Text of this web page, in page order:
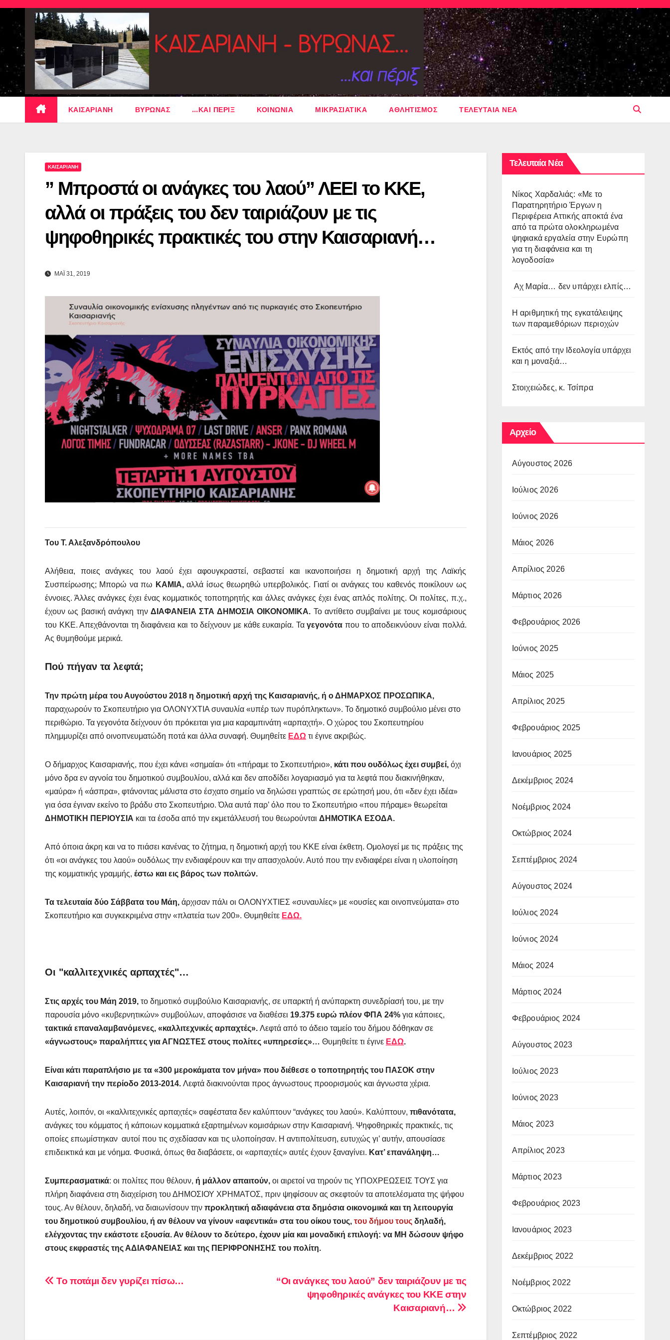
Skip
content
ΚΑΙΣΑΡΙΑΝΗ ΒΥΡΩΝΑΣ …ΚΑΙ ΠΕΡΙΞ ΚΟΙΝΩΝΙΑ ΜΙΚΡΑΣΙΑΤΙΚΑ ΑΘΛΗΤΙΣΜΟΣ ΤΕΛΕΥΤΑΙΑ ΝΕΑ
ΚΑΙΣΑΡΙΑΝΗ
” Μπροστά οι ανάγκες του λαού” ΛΕΕΙ το ΚΚΕ,
αλλά οι πράξεις του δεν ταιριάζουν με τις
ψηφοθηρικές πρακτικές του στην Καισαριανή…
ΜΑΪ 31, 2019
Του Τ. Αλεξανδρόπουλου
Αλήθεια, ποιες ανάγκες του λαού έχει αφουγκραστεί, σεβαστεί και ικανοποιήσει η δημοτική αρχή της Λαϊκής
Συσπείρωσης; Μπορώ να πω ΚΑΜΙΑ,αλλά ίσως θεωρηθώ υπερβολικός. Γιατί οι ανάγκες του καθενός ποικίλουν ως
έννοιες. Άλλες ανάγκες έχει ένας κομματικός τοποτηρητής και άλλες ανάγκες έχει ένας απλός πολίτης. Οι πολίτες, π.χ.,
έχουν ως βασική ανάγκη την ΔΙΑΦΑΝΕΙΑ ΣΤΑ ΔΗΜΟΣΙΑ ΟΙΚΟΝΟΜΙΚΑ. Το αντίθετο συμβαίνει με τους κομισάριους
του ΚΚΕ. Απεχθάνονται τη διαφάνεια και το δείχνουν με κάθε ευκαιρία. Ταγεγονότα που το αποδεικνύουν είναι πολλά.
Ας θυμηθούμε μερικά.
Πού πήγαν τα λεφτά;
Την πρώτη μέρα του Αυγούστου 2018 η δημοτική αρχή της Καισαριανής, ή ο ΔΗΜΑΡΧΟΣ ΠΡΟΣΩΠΙΚΑ,
παραχωρούν το Σκοπευτήριο για ΟΛΟΝΥΧΤΙΑ συναυλία «υπέρ των πυρόπληκτων». Το δημοτικό συμβούλιο μένει στο
περιθώριο. Τα γεγονότα δείχνουν ότι πρόκειται για μια καραμπινάτη «αρπαχτή». Ο χώρος του Σκοπευτηρίου
πλημμυρίζει από οινοπνευματώδη ποτά και άλλα συναφή. Θυμηθείτε ΕΔΩ τι έγινε ακριβώς.
Ο δήμαρχος Καισαριανής, που έχει κάνει «σημαία» ότι «πήραμε το Σκοπευτήριο», κάτι που ουδόλως έχει συμβεί, όχι
μόνο δρα εν αγνοία του δημοτικού συμβουλίου, αλλά και δεν αποδίδει λογαριασμό για τα λεφτά που διακινήθηκαν,
«μαύρα» ή «άσπρα», φτάνοντας μάλιστα στο έσχατο σημείο να δηλώσει γραπτώς σε ερώτησή μου, ότι «δεν έχει ιδέα»
για όσα έγιναν εκείνο το βράδυ στο Σκοπευτήριο. Όλα αυτά παρ’ όλο που το Σκοπευτήριο «που πήραμε» θεωρείται
ΔΗΜΟΤΙΚΗ ΠΕΡΙΟΥΣΙΑ και τα έσοδα από την εκμετάλλευσή του θεωρούνται ΔΗΜΟΤΙΚΑ ΕΣΟΔΑ.
Από όποια άκρη και να το πιάσει κανένας το ζήτημα, η δημοτική αρχή του ΚΚΕ είναι έκθετη. Ομολογεί με τις πράξεις της
ότι «οι ανάγκες του λαού» ουδόλως την ενδιαφέρουν και την απασχολούν. Αυτό που την ενδιαφέρει είναι η υλοποίηση
της κομματικής γραμμής, έστω και εις βάρος των πολιτών.
Τα τελευταία δύο Σάββατα του Μάη, άρχισαν πάλι οι ΟΛΟΝΥΧΤΙΕΣ «συναυλίες» με «ουσίες και οινοπνεύματα» στο
Σκοπευτήριο και συγκεκριμένα στην «πλατεία των 200». Θυμηθείτε ΕΔΩ.
Οι "καλλιτεχνικές αρπαχτές"…
Στις αρχές του Μάη 2019, το δημοτικό συμβούλιο Καισαριανής, σε υπαρκτή ή ανύπαρκτη συνεδρίασή του, με την
παρουσία μόνο «κυβερνητικών» συμβούλων, αποφάσισε να διαθέσει 19.375 ευρώ πλέον ΦΠΑ 24% για κάποιες,
τακτικά επαναλαμβανόμενες, «καλλιτεχνικές αρπαχτές». Λεφτά από το άδειο ταμείο του δήμου δόθηκαν σε
«άγνωστους» παραλήπτες για ΑΓΝΩΣΤΕΣ στους πολίτες «υπηρεσίες»… Θυμηθείτε τι έγινε ΕΔΩ.
Είναι κάτι παραπλήσιο με τα «300 μεροκάματα τον μήνα» που διέθεσε ο τοποτηρητής του ΠΑΣΟΚ στην
Καισαριανή την περίοδο 2013-2014. Λεφτά διακινούνται προς άγνωστους προορισμούς και άγνωστα χέρια.
Αυτές, λοιπόν, οι «καλλιτεχνικές αρπαχτές» σαφέστατα δεν καλύπτουν “ανάγκες του λαού». Καλύπτουν, πιθανότατα,
ανάγκες του κόμματος ή κάποιων κομματικά εξαρτημένων κομισάριων στην Καισαριανή. Ψηφοθηρικές πρακτικές, τις
οποίες επωμίστηκαν αυτοί που τις σχεδίασαν και τις υλοποίησαν. Η αντιπολίτευση, ευτυχώς γι’ αυτήν, απουσίασε
επιδεικτικά και με νόημα. Φυσικά, όπως θα διαβάσετε, οι «αρπαχτές» αυτές έχουν ξαναγίνει. Κατ’ επανάληψη…
Συμπερασματικά: οι πολίτες που θέλουν, ή μάλλον απαιτούν, οι αιρετοί να τηρούν τις ΥΠΟΧΡΕΩΣΕΙΣ ΤΟΥΣ για
πλήρη διαφάνεια στη διαχείριση του ΔΗΜΟΣΙΟΥ ΧΡΗΜΑΤΟΣ, πριν ψηφίσουν ας σκεφτούν τα αποτελέσματα της ψήφου
τους. Αν θέλουν, δηλαδή, να διαιωνίσουν την προκλητική αδιαφάνεια στα δημόσια οικονομικά και τη λειτουργία
του δημοτικού συμβουλίου, ή αν θέλουν να γίνουν «αφεντικά» στα του οίκου τους, του δήμου τους δηλαδή,
ελέγχοντας την εκάστοτε εξουσία. Αν θέλουν το δεύτερο, έχουν μία και μοναδική επιλογή: να ΜΗ δώσουν ψήφο
στους εκφραστές της ΑΔΙΑΦΑΝΕΙΑΣ και της ΠΕΡΙΦΡΟΝΗΣΗΣ του πολίτη.
Πλοήγηση
“Οι ανάγκες του λαού” δεν ταιριάζουν με τις
ψηφοθηρικές ανάγκες του ΚΚΕ στην
Καισαριανή…
Το ποτάμι δεν γυρίζει πίσω…
Τελευταία Νέα
Νίκος Χαρδαλιάς: «Με το
Παρατηρητήριο Έργων η
Περιφέρεια Αττικής αποκτά ένα
από τα πρώτα ολοκληρωμένα
ψηφιακά εργαλεία στην Ευρώπη
για τη διαφάνεια και τη
λογοδοσία»
Αχ Μαρία… δεν υπάρχει ελπίς…
Η αριθμητική της εγκατάλειψης
των παραμεθόριων περιοχών
Εκτός από την Ιδεολογία υπάρχει
και η μοναξιά…
Στοιχειώδες, κ. Τσίπρα
Αρχείο
Αύγουστος 2026
Ιούλιος 2026
Ιούνιος 2026
Μάιος 2026
Απρίλιος 2026
Μάρτιος 2026
Φεβρουάριος 2026
Ιούνιος 2025
Μάιος 2025
Απρίλιος 2025
Φεβρουάριος 2025
Ιανουάριος 2025
Δεκέμβριος 2024
Νοέμβριος 2024
Οκτώβριος 2024
Σεπτέμβριος 2024
Αύγουστος 2024
Ιούλιος 2024
Ιούνιος 2024
Μάιος 2024
Μάρτιος 2024
Φεβρουάριος 2024
Αύγουστος 2023
Ιούλιος 2023
Ιούνιος 2023
Μάιος 2023
Απρίλιος 2023
Μάρτιος 2023
Φεβρουάριος 2023
Ιανουάριος 2023
Δεκέμβριος 2022
Νοέμβριος 2022
Οκτώβριος 2022
Σεπτέμβριος 2022